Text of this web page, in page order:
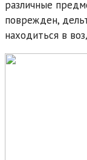
различные
поврежден,
находиться в